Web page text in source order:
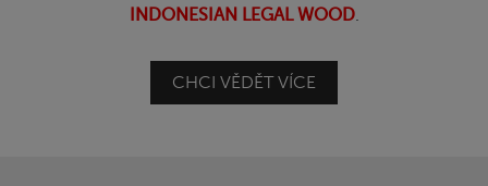
INDONESIAN LEGAL WOOD.
CHCI VĚDĚT VÍCE